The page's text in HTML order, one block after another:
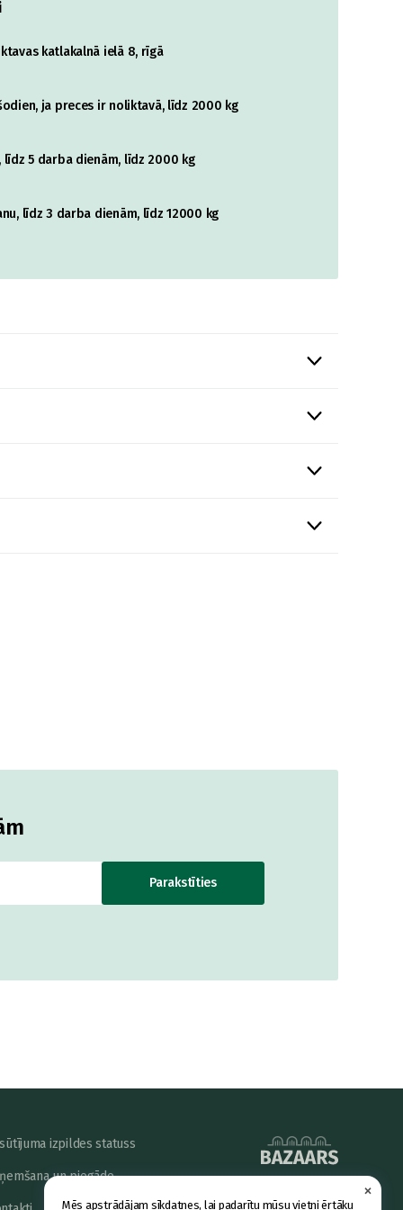
×
Mēs apstrādājam sīkdatnes, lai padarītu mūsu vietni ērtāku
katlakalnā ielā 8, rīgā
ja preces ir noliktavā, līdz 2000 kg
5 darba dienām, līdz 2000 kg
līdz 3 darba dienām, līdz 12000 kg
Parakstīties
izpildes statuss
un piegāde